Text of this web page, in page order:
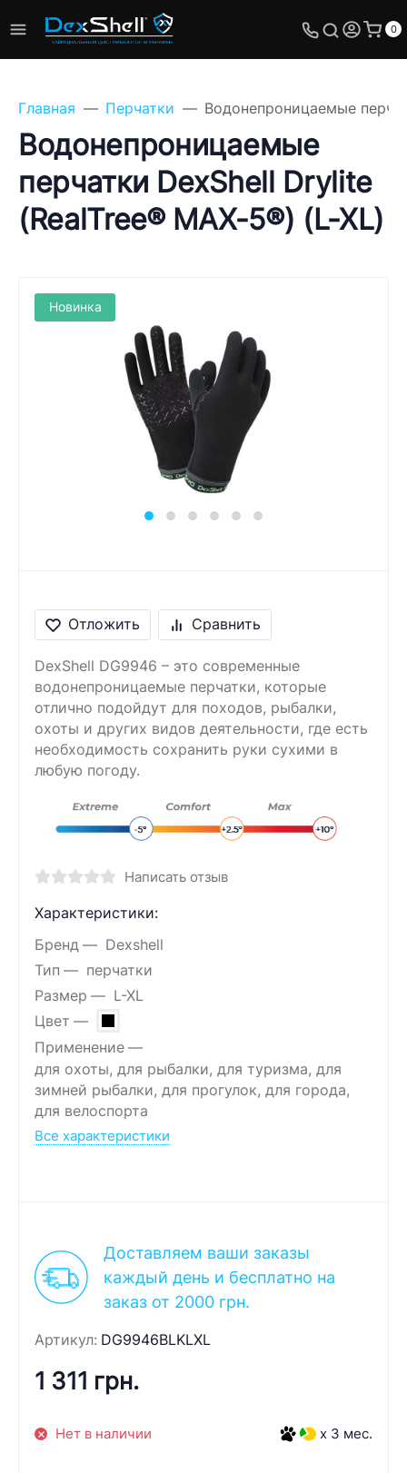
0
Главная Перчатки Водонепроницаемые
Водонепроницаемые
перчатки DexShell Drylite
(RealTree® MAX-5®) (L-XL)
Новинка
Отложить Сравнить
DexShell DG9946 – это современные
водонепроницаемые перчатки, которые
отлично подойдут для походов, рыбалки,
охоты и других видов деятельности, где есть
необходимость сохранить руки сухими в
любую погоду.
Написать отзыв
Характеристики:
Бренд
Dexshell
Тип
перчатки
Размер
L-XL
Цвет
Применение
для охоты, для рыбалки, для туризма, для
зимней рыбалки, для прогулок, для города,
для велоспорта
Все характеристики
Доставляем ваши заказы
каждый день и бесплатно на
заказ от 2000 грн.
Артикул: DG9946BLKLXL
1 311 грн.
Нет в наличии x 3 мес.
Задайте свой вопрос,
мы обязательно